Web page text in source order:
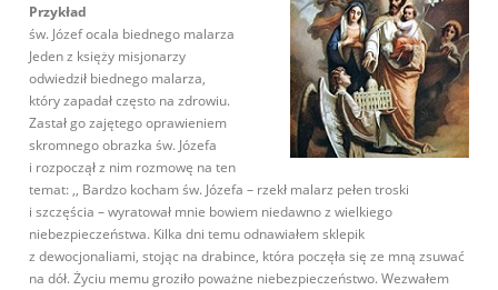
Przykład
św. Józef ocala biednego malarza
Jeden z księży misjonarzy
odwiedził biednego malarza,
który zapadał często na zdrowiu.
Zastał go zajętego oprawieniem
skromnego obrazka św. Józefa
i rozpoczął z nim rozmowę na ten
temat: ,, Bardzo kocham św. Józefa – rzekł malarz pełen troski
i szczęścia – wyratował mnie bowiem niedawno z wielkiego
niebezpieczeństwa. Kilka dni temu odnawiałem sklepik
z dewocjonaliami, stojąc na drabince, która poczęła się ze mną zsuwać
na dół. Życiu memu groziło poważne niebezpieczeństwo. Wezwałem